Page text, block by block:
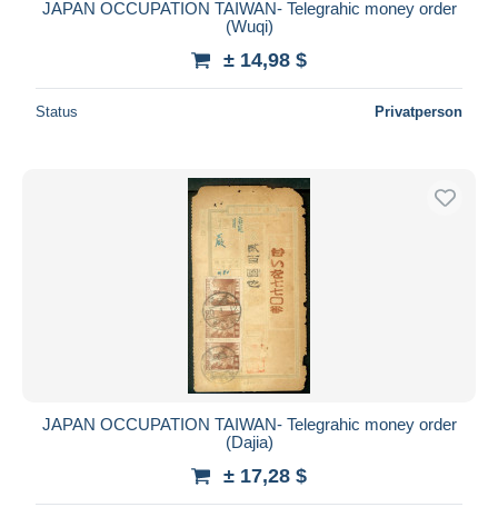
JAPAN OCCUPATION TAIWAN- Telegrahic money order
(Wuqi)
± 14,98 $
Status Privatperson
JAPAN OCCUPATION TAIWAN- Telegrahic money order
(Dajia)
± 17,28 $